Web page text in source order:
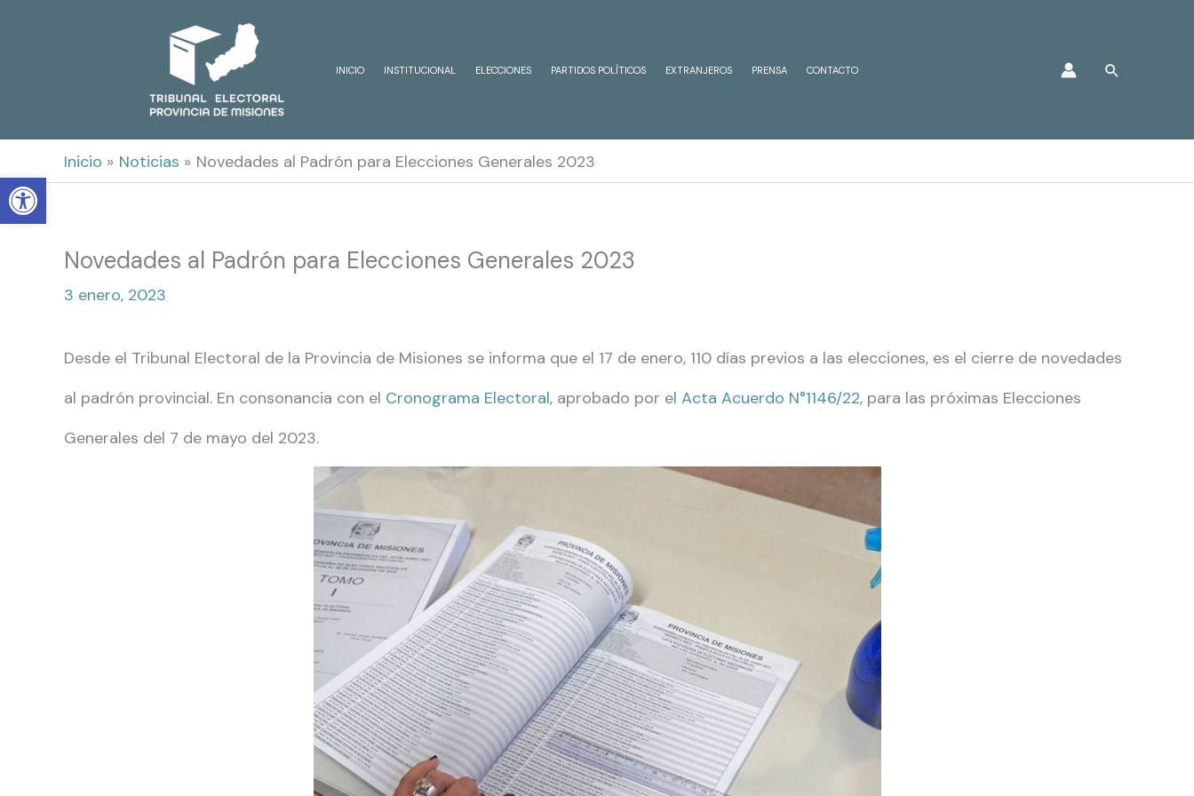
Open toolbar
INICIO INSTITUCIONAL ELECCIONES PARTIDOS POLÍTICOS EXTRANJEROS PRENSA CONTACTO Buscar
Inicio Noticias Novedades al Padrón para Elecciones Generales 2023
Novedades al Padrón para Elecciones Generales 2023
3 enero, 2023
Desde el Tribunal Electoral de la Provincia de Misiones se informa que el 17 de enero, 110 días previos a las elecciones, es el cierre de novedades
al padrón provincial. En consonancia con el Cronograma Electoral, aprobado por el Acta Acuerdo N°1146/22, para las próximas Elecciones
Generales del 7 de mayo del 2023.